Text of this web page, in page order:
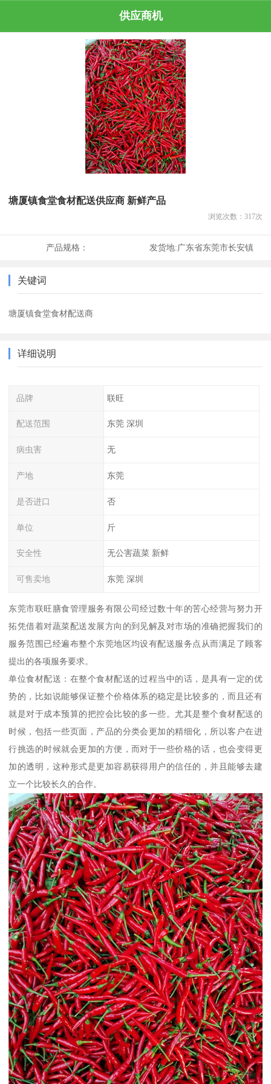
供应商机
塘厦镇食堂食材配送供应商 新鲜产品
浏览次数： 317次
产品规格： 发货地:广东省东莞市长安镇
关键词
塘厦镇食堂食材配送商
详细说明
品牌 联旺
配送范围 东莞 深圳
病虫害 无
产地 东莞
是否进口 否
单位 斤
安全性 无公害蔬菜 新鲜
可售卖地 东莞 深圳
东莞市联旺膳食管理服务有限公司经过数十年的苦心经营与努力开
拓凭借着对蔬菜配送发展方向的到见解及对市场的准确把握我们的
服务范围已经遍布整个东莞地区均设有配送服务点从而满足了顾客
提出的各项服务要求。
单位食材配送：在整个食材配送的过程当中的话，是具有一定的优
势的，比如说能够保证整个价格体系的稳定是比较多的，而且还有
就是对于成本预算的把控会比较的多一些。尤其是整个食材配送的
时候，包括一些页面，产品的分类会更加的精细化，所以客户在进
行挑选的时候就会更加的方便，而对于一些价格的话，也会变得更
加的透明，这种形式是更加容易获得用户的信任的，并且能够去建
立一个比较长久的合作。